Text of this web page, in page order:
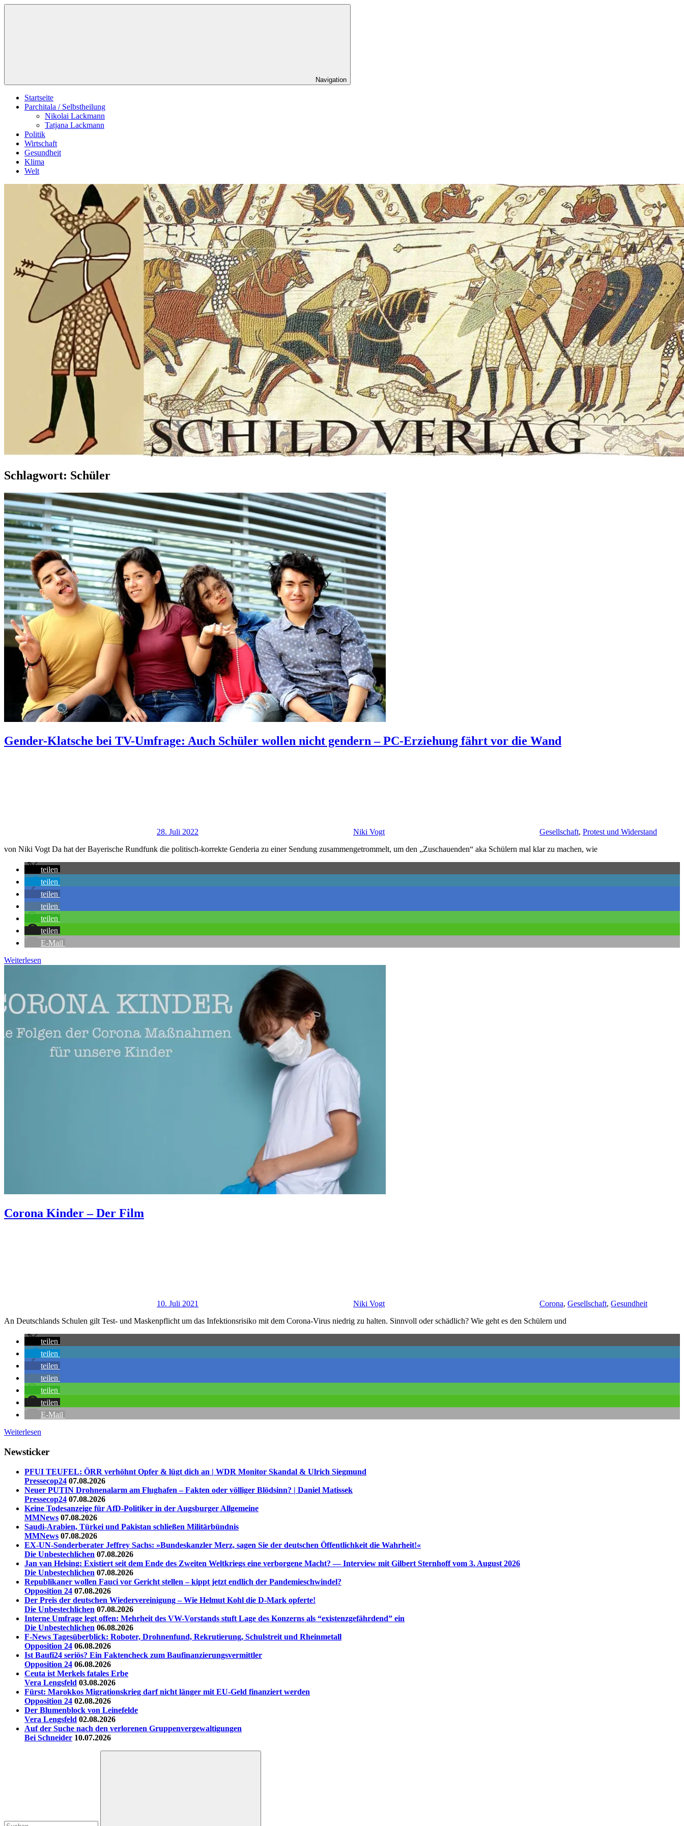
Zum
Navigation
Startseite
Parchitala / Selbstheilung
Nikolai Lackmann
Tatjana Lackmann
Politik
Wirtschaft
Gesundheit
Klima
Welt
Schlagwort: Schüler
Gender-Klatsche bei TV-Umfrage: Auch Schüler wollen nicht gendern – PC-Erziehung fährt vor die Wand
28. Juli 2022 Niki Vogt Gesellschaft, Protest und Widerstand
von Niki Vogt Da hat der Bayerische Rundfunk die politisch-korrekte Genderia zu einer Sendung zusammengetrommelt, um den „Zuschauenden“ aka Schülern mal klar zu machen, wie
teilen
teilen
teilen
teilen
teilen
teilen
E-Mail
Weiterlesen
Corona Kinder – Der Film
10. Juli 2021 Niki Vogt Corona, Gesellschaft, Gesundheit
An Deutschlands Schulen gilt Test- und Maskenpflicht um das Infektionsrisiko mit dem Corona-Virus niedrig zu halten. Sinnvoll oder schädlich? Wie geht es den Schülern und
teilen
teilen
teilen
teilen
teilen
teilen
E-Mail
Weiterlesen
Newsticker
PFUI TEUFEL: ÖRR verhöhnt Opfer & lügt dich an | WDR Monitor Skandal & Ulrich Siegmund
Pressecop24 07.08.2026
Neuer PUTIN Drohnenalarm am Flughafen – Fakten oder völliger Blödsinn? | Daniel Matissek
Pressecop24 07.08.2026
Keine Todesanzeige für AfD-Politiker in der Augsburger Allgemeine
MMNews 07.08.2026
Saudi-Arabien, Türkei und Pakistan schließen Militärbündnis
MMNews 07.08.2026
EX-UN-Sonderberater Jeffrey Sachs: »Bundeskanzler Merz, sagen Sie der deutschen Öffentlichkeit die Wahrheit!«
Die Unbestechlichen 07.08.2026
Jan van Helsing: Existiert seit dem Ende des Zweiten Weltkriegs eine verborgene Macht? — Interview mit Gilbert Sternhoff vom 3. August 2026
Die Unbestechlichen 07.08.2026
Republikaner wollen Fauci vor Gericht stellen – kippt jetzt endlich der Pandemieschwindel?
Opposition 24 07.08.2026
Der Preis der deutschen Wiedervereinigung – Wie Helmut Kohl die D‑Mark opferte!
Die Unbestechlichen 07.08.2026
Interne Umfrage legt offen: Mehrheit des VW-Vorstands stuft Lage des Konzerns als “existenzgefährdend” ein
Die Unbestechlichen 06.08.2026
F-News Tagesüberblick: Roboter, Drohnenfund, Rekrutierung, Schulstreit und Rheinmetall
Opposition 24 06.08.2026
Ist Baufi24 seriös? Ein Faktencheck zum Baufinanzierungsvermittler
Opposition 24 06.08.2026
Ceuta ist Merkels fatales Erbe
Vera Lengsfeld 03.08.2026
Fürst: Marokkos Migrationskrieg darf nicht länger mit EU-Geld finanziert werden
Opposition 24 02.08.2026
Der Blumenblock von Leinefelde
Vera Lengsfeld 02.08.2026
Auf der Suche nach den verlorenen Gruppenvergewaltigungen
Bei Schneider 10.07.2026